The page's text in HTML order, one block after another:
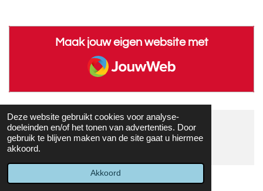
Deze website gebruikt cookies voor analyse-
doeleinden en/of het tonen van advertenties. Door
gebruik te blijven maken van de site gaat u hiermee
akkoord.
Akkoord
Maak jouw eigen website met
JouwWeb
© 2017 - 2026 Twijtel
Powered by